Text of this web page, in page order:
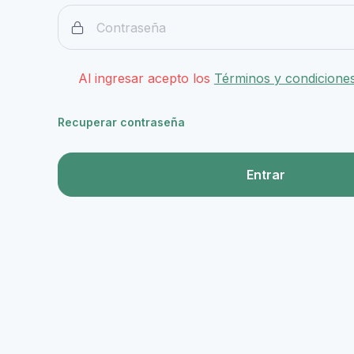
Al ingresar acepto los Términos y
Recuperar contraseña
Entrar